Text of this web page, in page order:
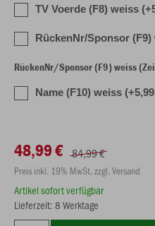
TV Voerde (F8) weiss
RückenNr/Sponsor (F9)
RückenNr/Sponsor (F9) weiss
Name (F10) weiss
48,99 € 84,99 €
Preis inkl. 19% MwSt. zzgl. Versand
Artikel sofort verfügbar
Lieferzeit: 8 Werktage